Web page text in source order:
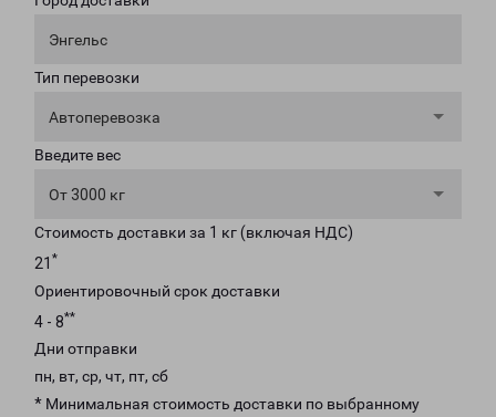
Энгельс
Тип перевозки
Автоперевозка
Введите вес
От 3000 кг
Стоимость доставки за 1 кг (включая НДС)
21 *
Ориентировочный срок доставки
4 - 8**
Дни отправки
пн, вт, ср, чт, пт, сб
* Минимальная стоимость доставки по выбранному